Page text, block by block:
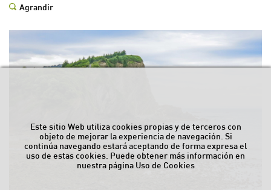
Este sitio Web utiliza cookies propias y de terceros con
objeto de mejorar la experiencia de navegación. Si
continúa navegando estará aceptando de forma expresa el
uso de estas cookies. Puede obtener más información en
nuestra página Uso de Cookies
Agrandir